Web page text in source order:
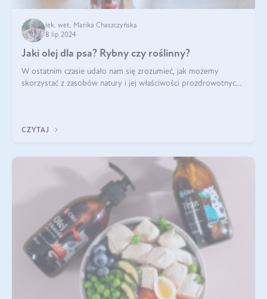
lek. wet. Marika Chaszczyńska
8 lip 2024
Jaki olej dla psa? Rybny czy roślinny?
W ostatnim czasie udało nam się zrozumieć, jak możemy
skorzystać z zasobów natury i jej właściwości prozdrowotnych,
CZYTAJ